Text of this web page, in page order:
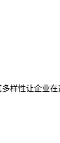
样性让企业